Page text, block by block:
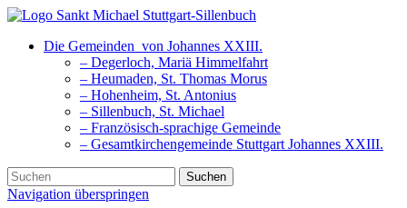
Die Gemeinden von Johannes XXIII.
– Degerloch, Mariä Himmelfahrt
– Heumaden, St. Thomas Morus
– Hohenheim, St. Antonius
– Sillenbuch, St. Michael
– Französisch-sprachige Gemeinde
– Gesamtkirchengemeinde Stuttgart Johannes XXIII.
Suchen
Navigation überspringen